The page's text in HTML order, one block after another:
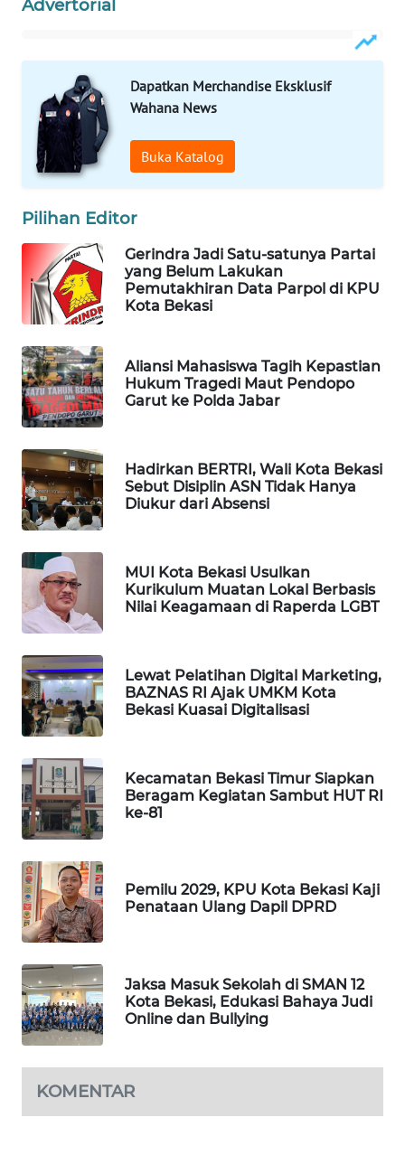
Advertorial
Dapatkan Merchandise Eksklusif
Wahana News
Buka Katalog
Pilihan Editor
Gerindra Jadi Satu-satunya Partai
yang Belum Lakukan
Pemutakhiran Data Parpol di KPU
Kota Bekasi
Aliansi Mahasiswa Tagih Kepastian
Hukum Tragedi Maut Pendopo
Garut ke Polda Jabar
Hadirkan BERTRI, Wali Kota Bekasi
Sebut Disiplin ASN Tidak Hanya
Diukur dari Absensi
MUI Kota Bekasi Usulkan
Kurikulum Muatan Lokal Berbasis
Nilai Keagamaan di Raperda LGBT
Lewat Pelatihan Digital Marketing,
BAZNAS RI Ajak UMKM Kota
Bekasi Kuasai Digitalisasi
Kecamatan Bekasi Timur Siapkan
Beragam Kegiatan Sambut HUT RI
ke-81
Pemilu 2029, KPU Kota Bekasi Kaji
Penataan Ulang Dapil DPRD
Jaksa Masuk Sekolah di SMAN 12
Kota Bekasi, Edukasi Bahaya Judi
Online dan Bullying
KOMENTAR
ALPERKLINAS
FORJASIDA
TAMBANG
NEWS
SITUNGIR
NEWS
SIDIKALANG
NEWS
SIBARAGAS
NEWS
METRO
SIANTAR
NEWS
MEDAN
NEWS
METRO
NEWS
KRT
NEWS
KARING
NEWS
MARITIM
HUMBANG
NEWS
GARONGGANG
NEWS
ID
ENERGI